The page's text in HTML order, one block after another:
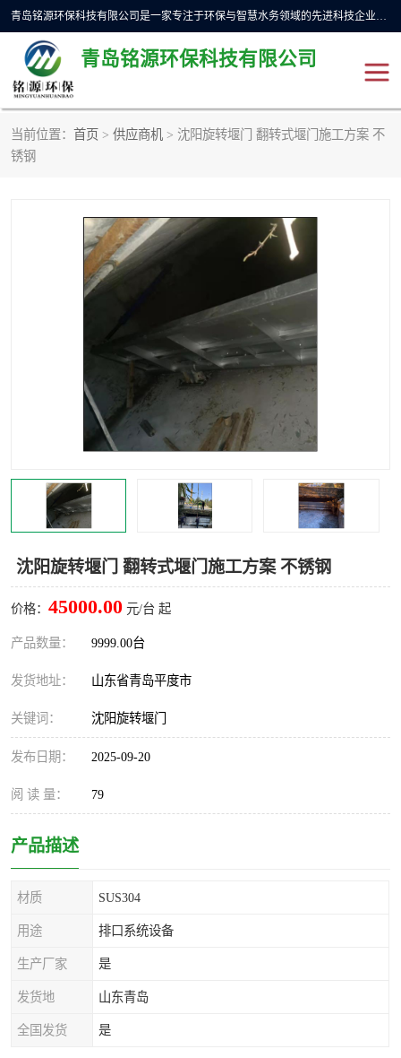
青岛铭源环保科技有限公司是一家专注于环保与智慧水务领域的先进科技企业，公司专注于云智能一体化预制泵站、水务循环利用、海绵城市、云智慧水务开发及新型环保技术研发等领域。铭源环保以为客户提供优质产品、专业技术服务为己任。为客户提供量身定制方案，提供多种配置方案满足实际使用要求。严控供货周期，并提供高标准后期维护。以环保为己任，视质量如生命，以技术做先导，靠诚信赢客户。
青岛铭源环保科技有限公司
当前位置： 首页 > 供应商机 > 沈阳旋转堰门 翻转式堰门施工方案 不
锈钢
沈阳旋转堰门 翻转式堰门施工方案 不锈钢
价格： 45000.00 元/台 起
产品数量： 9999.00台
发货地址： 山东省青岛平度市
关键词： 沈阳旋转堰门
发布日期： 2025-09-20
阅 读 量： 79
产品描述
材质 SUS304
用途 排口系统设备
生产厂家 是
发货地 山东青岛
全国发货 是
一体化HMPP泵站
下开式堰门 液动限流闸门
加压泵房/灌溉泵房 一体化预制泵站
真空冲洗装置
雨水收集回用装置 门式冲洗装置
智能一体化灌溉泵房 一体化污水处理泵房
一体化泵闸
水平自清洗格栅
灌溉泵房